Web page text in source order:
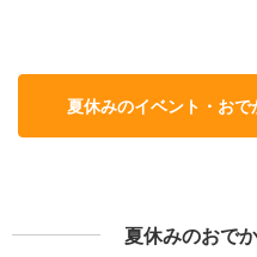
夏休みのイベント・お
夏休みのおで